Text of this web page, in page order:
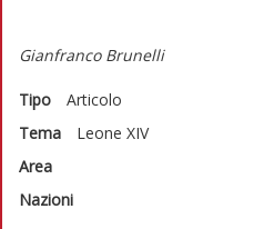
Gianfranco Brunelli
Tipo
Articolo
Tema
Leone XIV
Area
Nazioni